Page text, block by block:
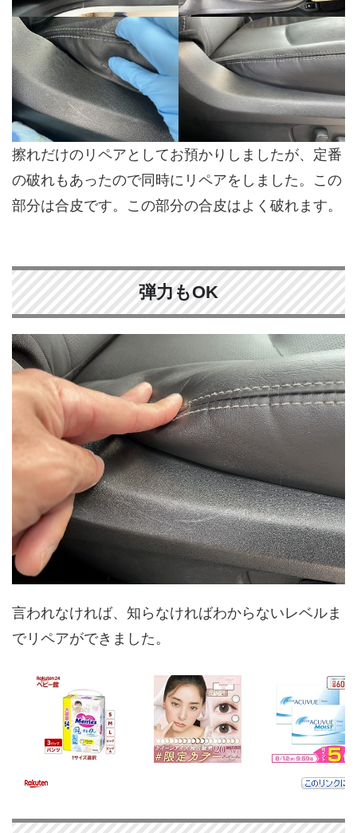
擦れだけのリペアとしてお預かりしましたが、定番
の破れもあったので同時にリペアをしました。この
部分は合皮です。この部分の合皮はよく破れます。
弾力もOK
言われなければ、知らなければわからないレベルま
でリペアができました。